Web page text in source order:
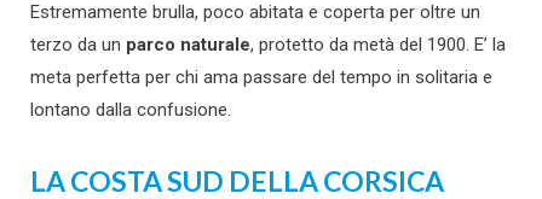
Estremamente brulla, poco abitata e coperta per oltre un
terzo da un parco naturale, protetto da metà del 1900. E’ la
meta perfetta per chi ama passare del tempo in solitaria e
lontano dalla confusione.
LA COSTA SUD DELLA CORSICA